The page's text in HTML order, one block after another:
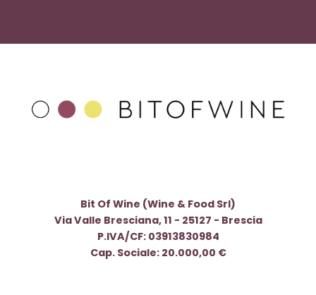
Bit Of Wine (Wine & Food Srl)
Via Valle Bresciana, 11 - 25127 - Brescia
P.IVA/CF: 03913830984
Cap. Sociale: 20.000,00 €